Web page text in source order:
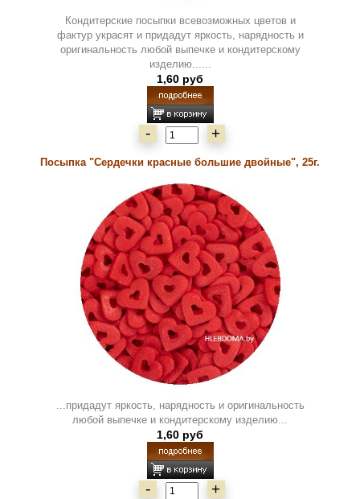
Кондитерские посыпки всевозможных цветов и
фактур украсят и придадут яркость, нарядность и
оригинальность любой выпечке и кондитерскому
изделию......
1,60 руб
- +
Посыпка "Сердечки красные большие двойные", 25г.
...придадут яркость, нарядность и оригинальность
любой выпечке и кондитерскому изделию...
1,60 руб
- +